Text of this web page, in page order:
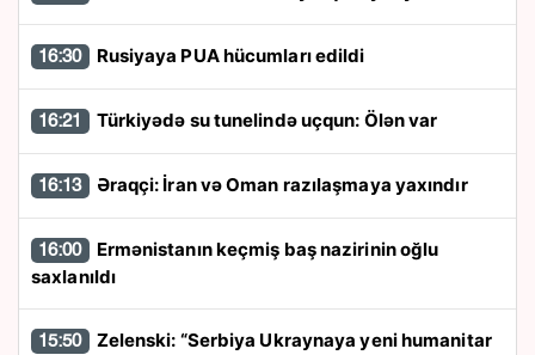
16:30 Rusiyaya PUA hücumları edildi
16:21 Türkiyədə su tunelində uçqun: Ölən var
16:13 Əraqçi: İran və Oman razılaşmaya yaxındır
16:00
saxlanıldı
15:50